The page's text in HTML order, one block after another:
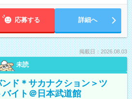
応募する 詳細へ
掲載日：2026.08.03
未読
ド＊サカナクション＞ツ
イト＠日本武道館